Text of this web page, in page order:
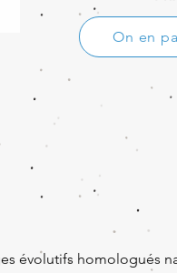
On en
évolutifs homologués